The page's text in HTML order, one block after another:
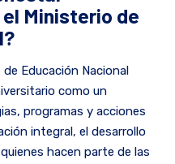
Ministerio de
Educación Nacional
como un
programas y acciones
integral, el desarrollo
hacen parte de las